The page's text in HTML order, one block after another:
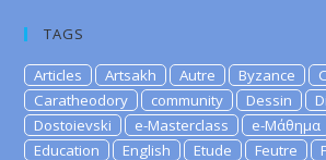
TAGS
Articles Artsakh Autre Byzance
Caratheodory
community Dessin
Dostoievski
e-Masterclass e-Μάθημα
Education
English Etude Feutre